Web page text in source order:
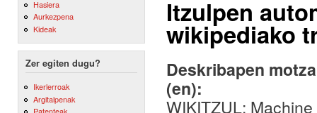
Hasiera
Aurkezpena
Kideak
Zer egiten dugu?
Ikerlerroak
Argitalpenak
Itzulpen
wikipediako
Deskribapen
(en):
WIKITZUL: